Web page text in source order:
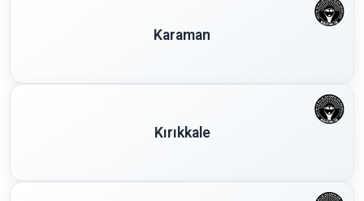
Karaman
Kırıkkale